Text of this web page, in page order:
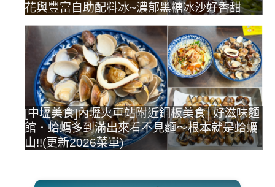
花與豐富自助配料冰~濃郁黑糖冰沙好香甜
[中壢美食]內壢火車站附近銅板美食│好滋味麵
館．蛤蠣多到滿出來看不見麵～根本就是蛤蠣
山!!(更新2026菜單)